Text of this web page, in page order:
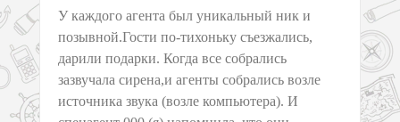
У каждого агента был уникальный ник и
позывной.Гости по-тихоньку съезжались,
дарили подарки. Когда все собрались
зазвучала сирена,и агенты собрались возле
источника звука (возле компьютера). И